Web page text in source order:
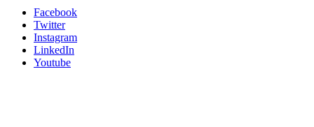
Facebook
Twitter
Instagram
LinkedIn
Youtube